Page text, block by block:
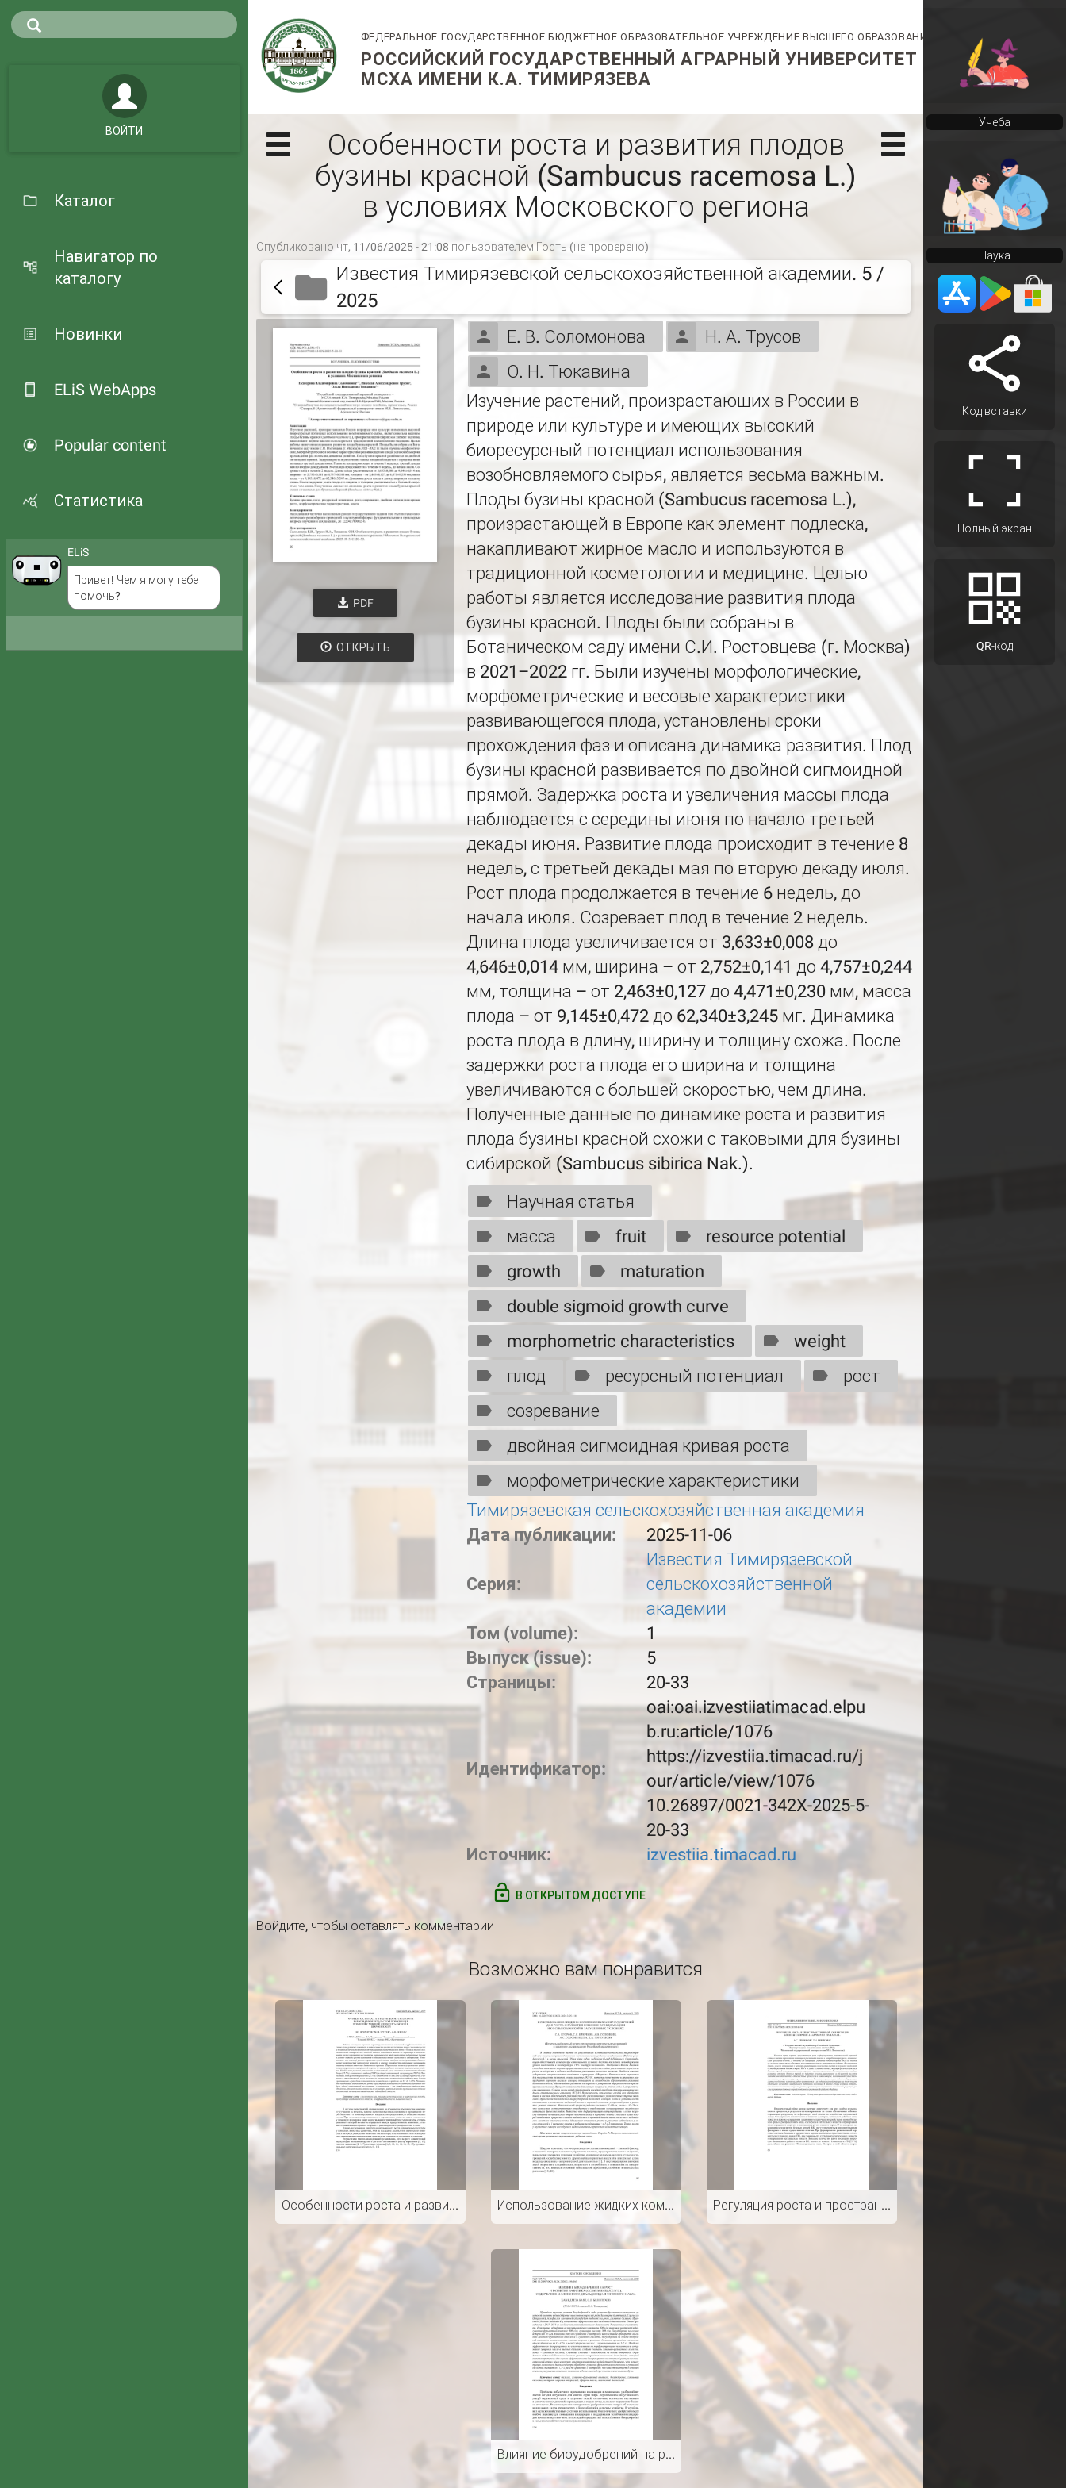
ВОЙТИ
Каталог
Навигатор по
каталогу
Новинки
ELiS WebApps
Popular content
Статистика
ELiS
Привет! Чем я могу тебе
помочь?
Особенности роста и развития плодов
бузины красной (Sambucus racemosa L.)
в условиях Московского региона
Опубликовано чт, 11/06/2025 - 21:08 пользователем Гость (не проверено)
Известия Тимирязевской сельскохозяйственной академии. 5 /
2025
PDF
ОТКРЫТЬ
Е. В. Соломонова
Н. А. Трусов
О. Н. Тюкавина
Изучение растений, произрастающих в России в
природе или культуре и имеющих высокий
биоресурсный потенциал использования
возобновляемого сырья, является весьма важным.
Плоды бузины красной (Sambucus racemosa L.),
произрастающей в Европе как элемент подлеска,
накапливают жирное масло и используются в
традиционной косметологии и медицине. Целью
работы является исследование развития плода
бузины красной. Плоды были собраны в
Ботаническом саду имени С.И. Ростовцева (г. Москва)
в 2021–2022 гг. Были изучены морфологические,
морфометрические и весовые характеристики
развивающегося плода, установлены сроки
прохождения фаз и описана динамика развития. Плод
бузины красной развивается по двойной сигмоидной
прямой. Задержка роста и увеличения массы плода
наблюдается с середины июня по начало третьей
декады июня. Развитие плода происходит в течение 8
недель, с третьей декады мая по вторую декаду июля.
Рост плода продолжается в течение 6 недель, до
начала июля. Созревает плод в течение 2 недель.
Длина плода увеличивается от 3,633±0,008 до
4,646±0,014 мм, ширина – от 2,752±0,141 до 4,757±0,244
мм, толщина – от 2,463±0,127 до 4,471±0,230 мм, масса
плода – от 9,145±0,472 до 62,340±3,245 мг. Динамика
роста плода в длину, ширину и толщину схожа. После
задержки роста плода его ширина и толщина
увеличиваются с большей скоростью, чем длина.
Полученные данные по динамике роста и развития
плода бузины красной схожи с таковыми для бузины
сибирской (Sambucus sibirica Nak.).
Научная статья
масса
fruit
resource potential
growth
maturation
double sigmoid growth curve
morphometric characteristics
weight
плод
ресурсный потенциал
рост
созревание
двойная сигмоидная кривая роста
морфометрические характеристики
Тимирязевская сельскохозяйственная академия
Дата публикации:
2025-11-06
Серия:
Известия Тимирязевской
сельскохозяйственной
академии
Том (volume):
1
Выпуск (issue):
5
Страницы:
20-33
Идентификатор:
oai:oai.izvestiiatimacad.elpu
b.ru:article/1076
https://izvestiia.timacad.ru/j
our/article/view/1076
10.26897/0021-342X-2025-5-
20-33
Источник:
izvestiia.timacad.ru
В ОТКРЫТОМ ДОСТУПЕ
Войдите, чтобы оставлять комментарии
Возможно вам понравится
Особенности роста и развития мускулатуры бычков симментальской породы и ее помесей с мясной симментальской и шаролезской Использование жидких комплексных микроудобрений для роста и развития робинии псевдоакации и сосны крымской в засушливых условиях Регуляция роста и пространственной ориентации боковых корней Arabidopsis thaliana L
Влияние биоудобрений на рост и развитие базилика (Ocimum basilicum L.), содержание малонового диальдегида и эфирного масла
Учеба
Наука
Код вставки
Полный экран
QR-код